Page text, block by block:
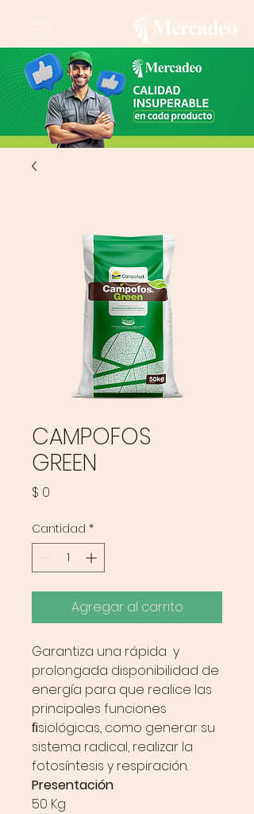
CAMPOFOS
GREEN
$ 0
Cantidad *
Agregar al carrito
Garantiza una rápida y
prolongada disponibilidad de
energía para que realice las
principales funciones
ﬁsiológicas, como generar su
sistema radical, realizar la
fotosíntesis y respiración.
Presentación
50 Kg